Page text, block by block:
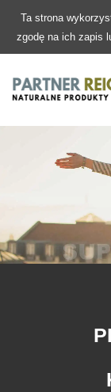
Ta strona
zgodę na ich zapis
PIELĘGNACJA
SKLEP